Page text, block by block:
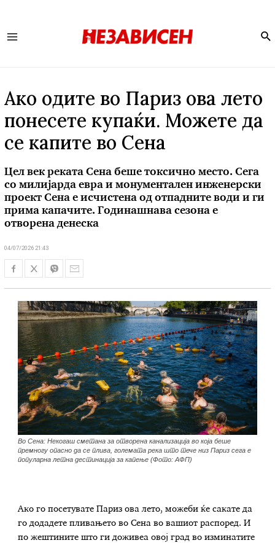
Ако одите во Париз ова лето
понесете купаќи. Можете да
се капите во Сена
Цел век реката Сена беше токсично место. Сега
со милијарда евра и монументален инженерски
проект Сена е исчистена од отпадните води и ги
прима капачите. Годинашнава сезона е
отворена денеска
04/07/2026 21:43
Во Сена: Некогаш сметана за отворена канализација во која беше
премногу опасно да се плива, големата река што тече низ Париз сега е
популарна летна дестинација за капење (Фото: АФП)
Ако го посетувате Париз ова лето, можеби ќе сакате да
го додадете пливањето во Сена во вашиот распоред. И
по жештините што ги доживеа овој град во изминатите